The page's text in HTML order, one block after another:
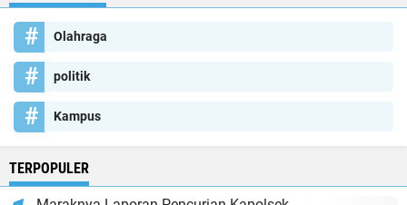
Olahraga
politik
Kampus
TERPOPULER